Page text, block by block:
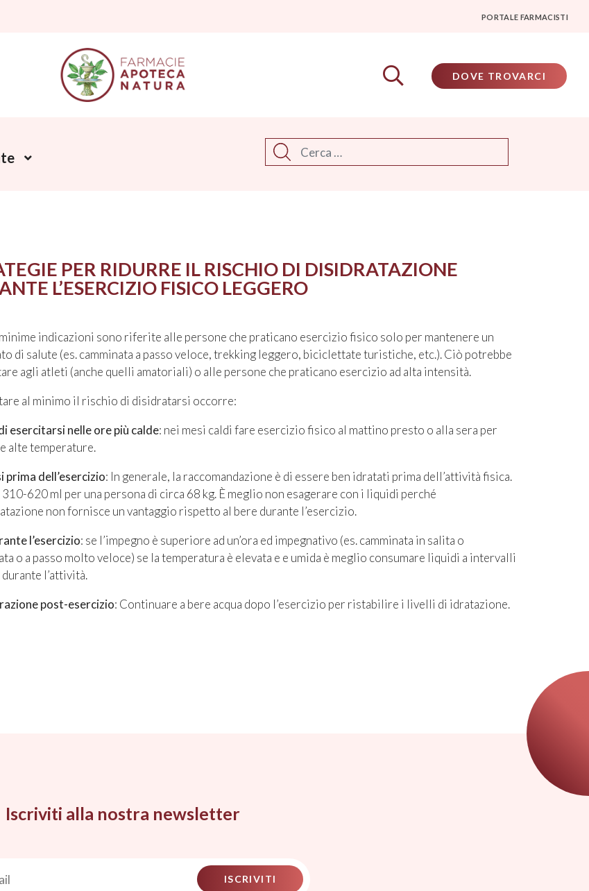
PORTALE FARMACISTI
DOVE TROVARCI
Cerca
PER RIDURRE IL RISCHIO DI DISIDRATAZIONE
L’ESERCIZIO FISICO LEGGERO
indicazioni sono riferite alle persone che praticano esercizio fisico solo per mantenere un
di salute (es. camminata a passo veloce, trekking leggero, biciclettate turistiche, etc.). Ciò potrebbe
agli atleti (anche quelli amatoriali) o alle persone che praticano esercizio ad alta intensità.
al minimo il rischio di disidratarsi occorre:
esercitarsi nelle ore più calde: nei mesi caldi fare esercizio fisico al mattino presto o alla sera per
alte temperature.
prima dell’esercizio: In generale, la raccomandazione è di essere ben idratati prima dell’attività fisica.
310-620 ml per una persona di circa 68 kg. È meglio non esagerare con i liquidi perché
non fornisce un vantaggio rispetto al bere durante l’esercizio.
l’esercizio: se l’impegno è superiore ad un’ora ed impegnativo (es. camminata in salita o
o a passo molto veloce) se la temperatura è elevata e e umida è meglio consumare liquidi a intervalli
l’attività.
post-esercizio: Continuare a bere acqua dopo l’esercizio per ristabilire i livelli di idratazione.
Iscriviti alla nostra newsletter
ISCRIVITI